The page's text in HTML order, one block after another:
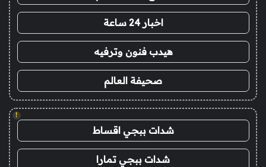
اخبار 24 ساعة
هيدب فنون وترفيه
صحيفة العالم
!
شدات ببجي اقساط
شدات ببجي تمارا